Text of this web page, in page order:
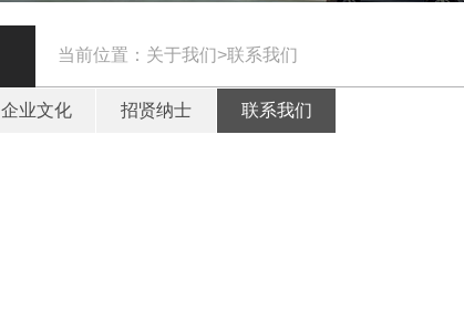
当前位置：关于我们>联系我们
企业文化 招贤纳士 联系我们